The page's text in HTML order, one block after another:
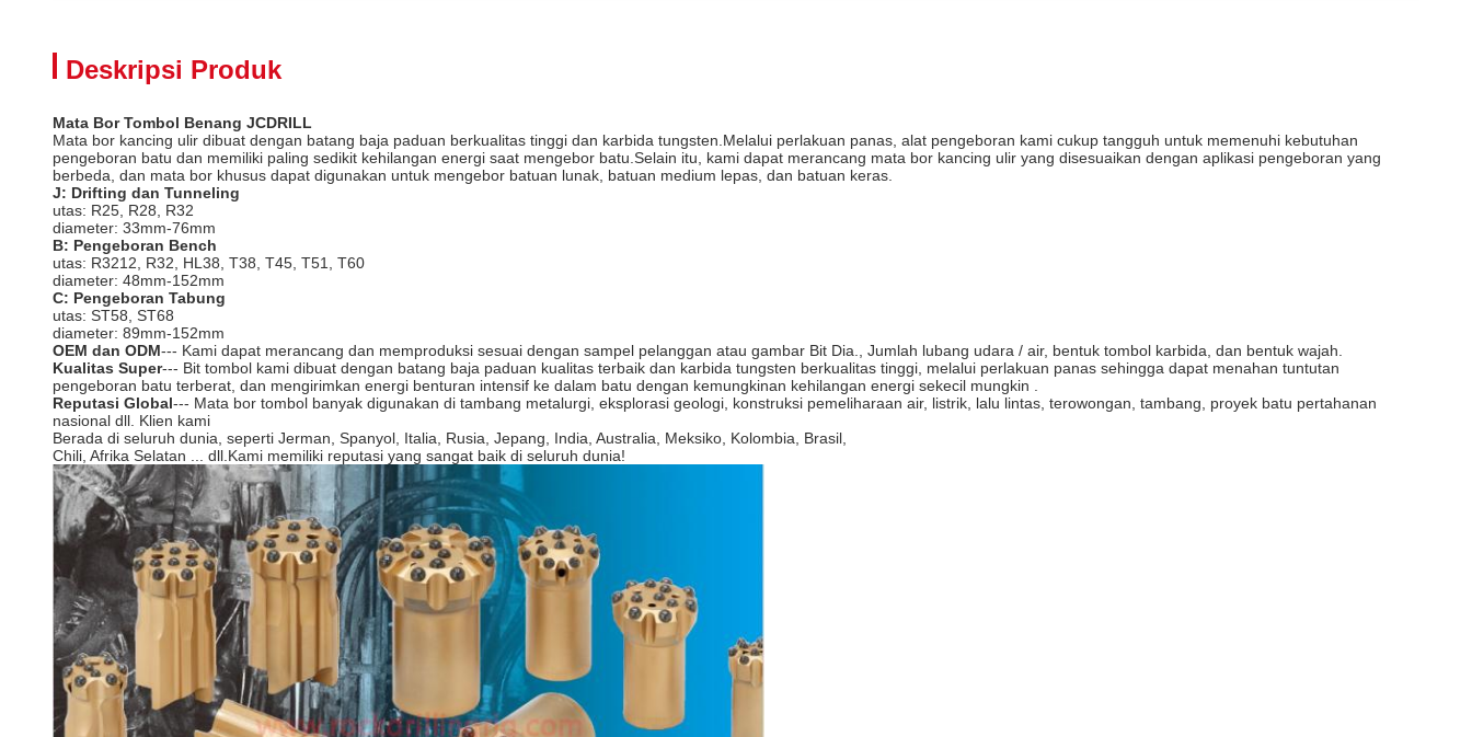
Deskripsi Produk
Mata Bor Tombol Benang JCDRILL
Mata bor kancing ulir dibuat dengan batang baja paduan berkualitas tinggi dan karbida tungsten.Melalui perlakuan panas, alat pengeboran kami cukup tangguh untuk memenuhi kebutuhan
pengeboran batu dan memiliki paling sedikit kehilangan energi saat mengebor batu.Selain itu, kami dapat merancang mata bor kancing ulir yang disesuaikan dengan aplikasi pengeboran yang
berbeda, dan mata bor khusus dapat digunakan untuk mengebor batuan lunak, batuan medium lepas, dan batuan keras.
J: Drifting dan Tunneling
utas: R25, R28, R32
diameter: 33mm-76mm
B: Pengeboran Bench
utas: R3212, R32, HL38, T38, T45, T51, T60
diameter: 48mm-152mm
C: Pengeboran Tabung
utas: ST58, ST68
diameter: 89mm-152mm
OEM dan ODM--- Kami dapat merancang dan memproduksi sesuai dengan sampel pelanggan atau gambar Bit Dia., Jumlah lubang udara / air, bentuk tombol karbida, dan bentuk wajah.
Kualitas Super--- Bit tombol kami dibuat dengan batang baja paduan kualitas terbaik dan karbida tungsten berkualitas tinggi, melalui perlakuan panas sehingga dapat menahan tuntutan
pengeboran batu terberat, dan mengirimkan energi benturan intensif ke dalam batu dengan kemungkinan kehilangan energi sekecil mungkin .
Reputasi Global--- Mata bor tombol banyak digunakan di tambang metalurgi, eksplorasi geologi, konstruksi pemeliharaan air, listrik, lalu lintas, terowongan, tambang, proyek batu pertahanan
nasional dll. Klien kami
Berada di seluruh dunia, seperti Jerman, Spanyol, Italia, Rusia, Jepang, India, Australia, Meksiko, Kolombia, Brasil,
Chili, Afrika Selatan ... dll.Kami memiliki reputasi yang sangat baik di seluruh dunia!